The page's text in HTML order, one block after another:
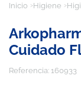
Inicio Higiene
Cuidado
Referencia: 160933